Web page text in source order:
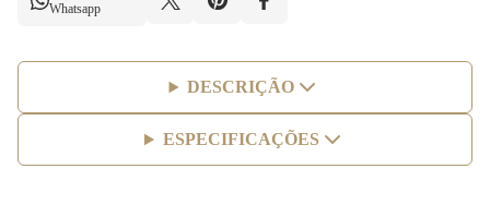
Whatsapp
DESCRIÇÃO
ESPECIFICAÇÕES